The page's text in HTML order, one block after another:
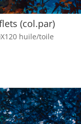
(col.par)
huile/toile